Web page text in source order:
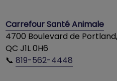
Carrefour Santé Animale
4700 Boulevard de
QC J1L 0H6
📞 819-562-4448